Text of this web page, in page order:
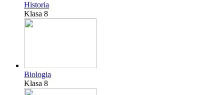
Historia
Klasa 8
Biologia
Klasa 8